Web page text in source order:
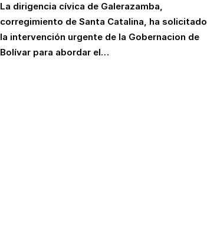
La dirigencia cívica de Galerazamba,
corregimiento de Santa Catalina, ha solicitado
la intervención urgente de la Gobernacion de
Bolívar para abordar el…